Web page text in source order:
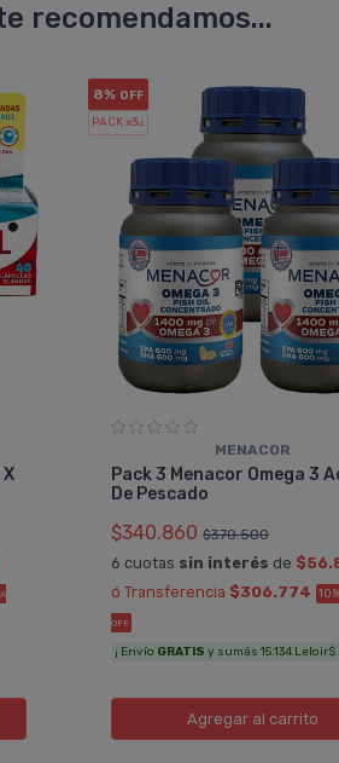
recomendamos...
8% OFF
PACK x3u.
MENACOR
Pack 3 Menacor Omega 3
De Pescado
$340.860 $370.500
6 cuotas sin interés de
ó Transferencia $306.774
OFF
¡ Envío GRATIS y sumás 15.134 Leloir$ !
Agregaral carrito